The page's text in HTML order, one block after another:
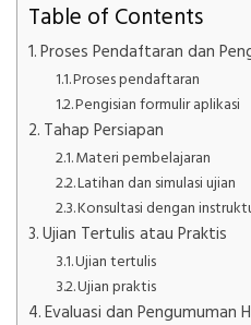
Table of Contents
Proses Pendaftaran dan
Proses pendaftaran
Pengisian formulir aplikasi
Tahap Persiapan
Materi pembelajaran
Latihan dan simulasi ujian
Konsultasi dengan
Ujian Tertulis atau Praktis
Ujian tertulis
Ujian praktis
Evaluasi dan Pengumuman